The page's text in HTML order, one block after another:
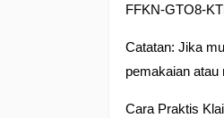
FFKN-GTO8-
Catatan: Jika
pemakaian atau
Cara Praktis